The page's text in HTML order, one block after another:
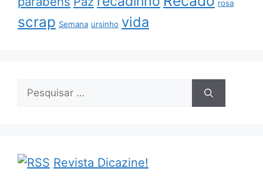
rosa
scrap Semana ursinho vida
Pesquisar
Revista Dicazine!